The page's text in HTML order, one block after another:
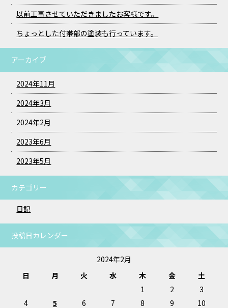
以前工事させていただきましたお客様です。
ちょっとした付帯部の塗装も行っています。
アーカイブ
2024年11月
2024年3月
2024年2月
2023年6月
2023年5月
カテゴリー
日記
投稿日カレンダー
2024年2月
日
月 火 水 木 金
土
1
2
3
4
5 6 7 8 9 10